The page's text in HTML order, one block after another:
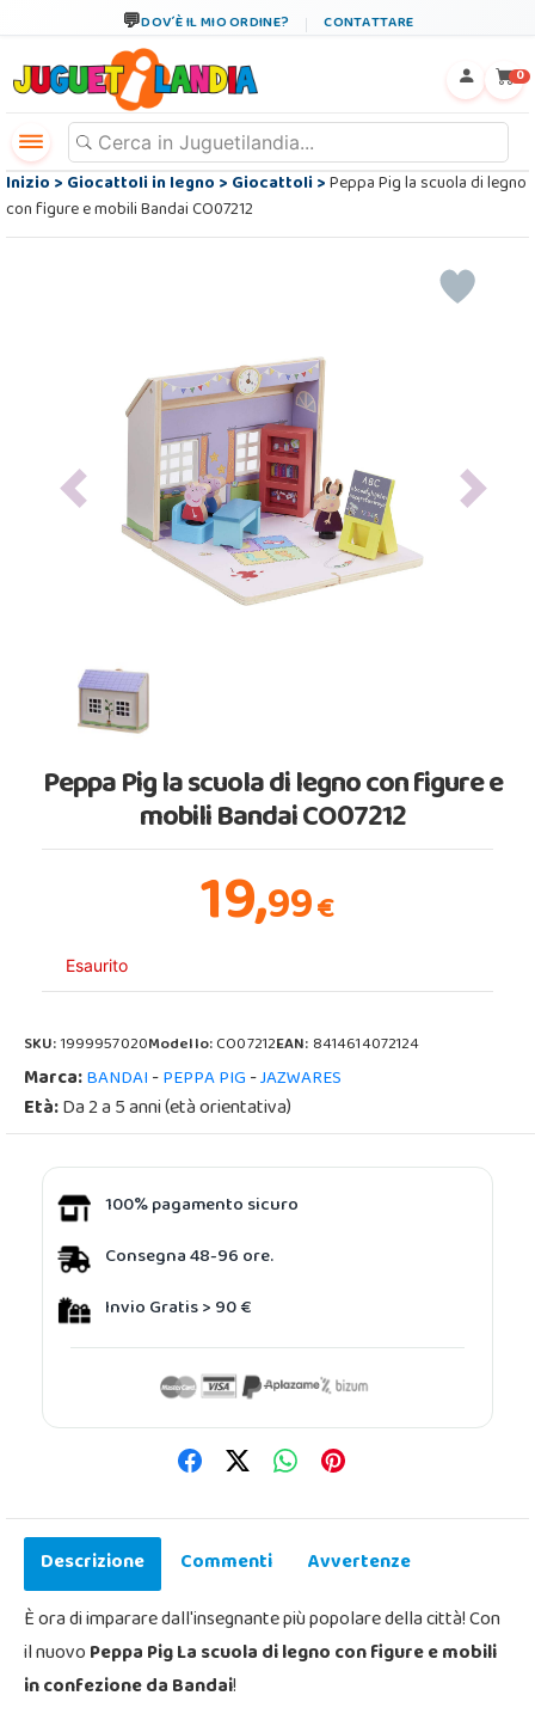
DOV´È IL MIO ORDINE? CONTATTARE
0
Inizio>Giocattoli in legno>Giocattoli>Peppa Pig la scuola di legno
con figure e mobili Bandai CO07212
Previous Next
Peppa Pig la scuola di legno con figure e
mobili Bandai CO07212
19,99€
Esaurito
SKU:1999957020Modello:CO07212EAN:8414614072124
Marca:BANDAI-PEPPA PIG-JAZWARES
Età:Da 2 a 5 anni (età orientativa)
100% pagamento sicuro
Consegna 48-96 ore.
Invio Gratis > 90 €
Descrizione Commenti
Avvertenze
È ora di imparare dall'insegnante più popolare della città! Con
il nuovoPeppa Pig La scuola di legno con figure e mobili
in confezione da Bandai!